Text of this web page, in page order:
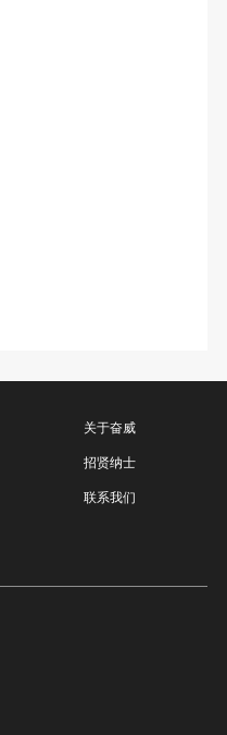
关于奋威
招贤纳士
联系我们